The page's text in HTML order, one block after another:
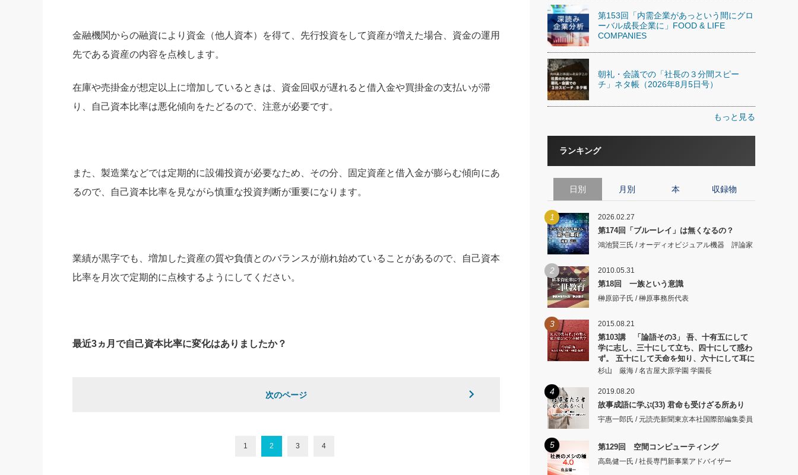
金融機関からの融資により資金（他人資本）を得て、先行投資をして資産が増えた場合、資金の運用
先である資産の内容を点検します。
在庫や売掛金が想定以上に増加しているときは、資金回収が遅れると借入金や買掛金の支払いが滞
り、自己資本比率は悪化傾向をたどるので、注意が必要です。
また、製造業などでは定期的に設備投資が必要なため、その分、固定資産と借入金が膨らむ傾向にあ
るので、自己資本比率を見ながら慎重な投資判断が重要になります。
業績が黒字でも、増加した資産の質や負債とのバランスが崩れ始めていることがあるので、自己資本
比率を月次で定期的に点検するようにしてください。
最近3ヵ月で自己資本比率に変化はありましたか？
次のページ
1 2 3 4
第153回「内需企業があっという間にグロ
ーバル成長企業に」FOOD & LIFE
COMPANIES
朝礼・会議での「社長の３分間スピー
チ」ネタ帳（2026年8月5日号）
もっと見る
ランキング
日別 月別 本 収録物
1 2026.02.27
第174回「ブルーレイ」は無くなるの？
鴻池賢三氏 / オーディオビジュアル機器 評論家
2 2010.05.31
第18回 一族という意識
榊原節子氏 / 榊原事務所代表
3 2015.08.21
第103講 「論語その3」 吾、十有五にして
学に志し、三十にして立ち、四十にして惑わ
ず。 五十にして天命を知り、六十にして耳に
従い、 七十にして心の欲するところに従いて
杉山 厳海 / 名古屋大原学園 学園長
4 2019.08.20
故事成語に学ぶ(33) 君命も受けざる所あり
宇惠一郎氏 / 元読売新聞東京本社国際部編集委員
5 第129回 空間コンピューティング
高島健一氏 / 社長専門新事業アドバイザー